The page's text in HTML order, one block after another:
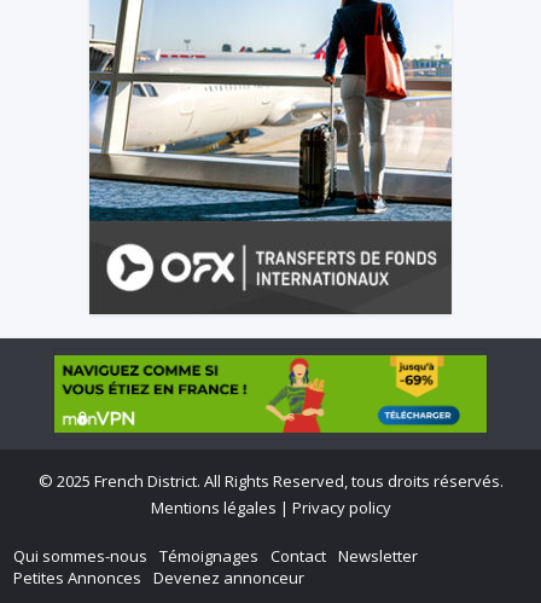
© 2025 French District. All Rights Reserved, tous droits réservés.
Mentions légales | Privacy policy
Qui sommes-nous Témoignages Contact Newsletter
Petites Annonces
Devenez annonceur